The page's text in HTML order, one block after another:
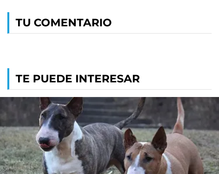
TU COMENTARIO
TE PUEDE INTERESAR